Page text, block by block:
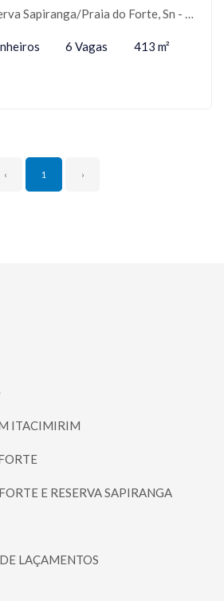
Forte, Sn - Reserva Sapiranga Em Praia do Forte, Mata de São João-BA
6 Vagas 413 m²
‹ 1 ›
ITACIMIRIM
E RESERVA SAPIRANGA
LAÇAMENTOS